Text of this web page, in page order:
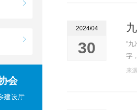
会
建设厅
2024/04
30
“
字，
院
来